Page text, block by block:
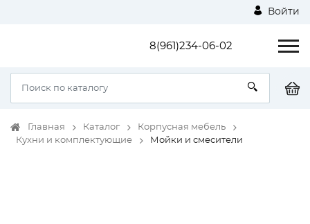
Войти
8(961)234-06-02
Главная Каталог
Корпусная мебель
Кухни и комплектующие
Мойки и смесители